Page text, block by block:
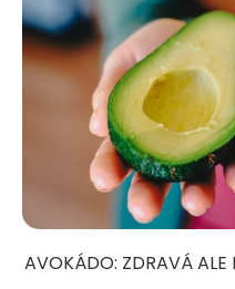
AVOKÁDO: ZDRAVÁ ALE